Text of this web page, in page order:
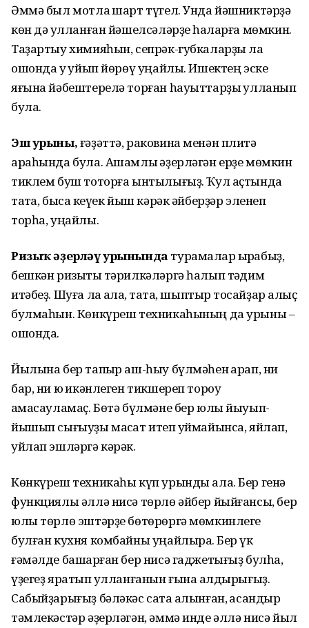
Әммә был мотлаҡ шарт түгел. Унда йәшниктәрҙә
көн дә ҡулланған йәшелсәләрҙе һаҡларға мөмкин.
Таҙартыу химияһын, сепрәк-губкаларҙы ла
ошонда уҡ ҡуйып йөрөү уңайлы. Ишектең эске
яғына йәбештерелә торған һауыттарҙы ҡулланып
була.
Эш урыны,ғәҙәттә, раковина менән плитә
араһында була. Ашамлыҡ әҙерләгән ерҙе мөмкин
тиклем буш тоторға ынтылығыҙ. Ҡул аҫтында
таҡта, бысаҡ кеүек йыш кәрәк әйберҙәр эленеп
торһа, уңайлы.
Ризыҡ әҙерләү урынында турамалар ҡырҡабыҙ,
бешкән ризыҡты тәрилкәләргә һалып тәҡдим
итәбеҙ. Шуға ла ҡалаҡ, таҡта, шыптыр тоҡсайҙар алыҫ
булмаһын. Көнкүреш техникаһының да урыны –
ошонда.
Йылына бер тапҡыр аш-һыу бүлмәһен ҡарап, ни
бар, ни юҡ икәнлеген тикшереп тороу
ҡамасауламаҫ. Бөтә бүлмәне бер юлы йыуып-
йышып сығыуҙы маҡсат итеп ҡуймайынса, яйлап,
уйлап эшләргә кәрәк.
Көнкүреш техникаһы күп урынды ала. Бер генә
функциялы әллә нисә төрлө әйбер йыйғансы, бер
юлы төрлө эштәрҙе бөтөрөргә мөмкинлеге
булған кухня комбайны уңайлыраҡ. Бер үк
ғәмәлде башҡарған бер нисә гаджетығыҙ булһа,
үҙегеҙ яратып ҡулланғанын ғына ҡалдырығыҙ.
Сабыйҙарығыҙ бәләкәс саҡта алынған, ҡасандыр
тәмлекәстәр әҙерләгән, әммә инде әллә нисә йыл